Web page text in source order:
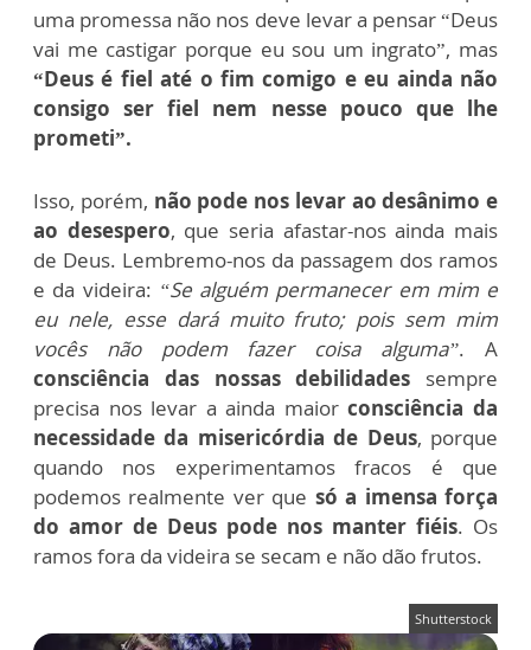
uma promessa não nos deve levar a pensar “Deus
vai me castigar porque eu sou um ingrato”, mas
“Deus é fiel até o fim comigo e eu ainda não
consigo ser fiel nem nesse pouco que lhe
prometi”.
Isso, porém, não pode nos levar ao desânimo e
ao desespero, que seria afastar-nos ainda mais
de Deus. Lembremo-nos da passagem dos ramos
e da videira: “Se alguém permanecer em mim e
eu nele, esse dará muito fruto; pois sem mim
vocês não podem fazer coisa alguma”. A
consciência das nossas debilidades sempre
precisa nos levar a ainda maiorconsciência da
necessidade da misericórdia de Deus, porque
quando nos experimentamos fracos é que
podemos realmente ver que só a imensa força
do amor de Deus pode nos manter fiéis. Os
ramos fora da videira se secam e não dão frutos.
Shutterstock